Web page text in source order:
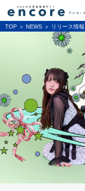
TOP NEWS リリース情報